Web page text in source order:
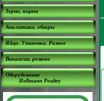
Зерно, корма
Аналитика, обзоры
Яйцо. Упаковка. Разное
Вакансии, резюме
Оборудование
Hellmann Poultry